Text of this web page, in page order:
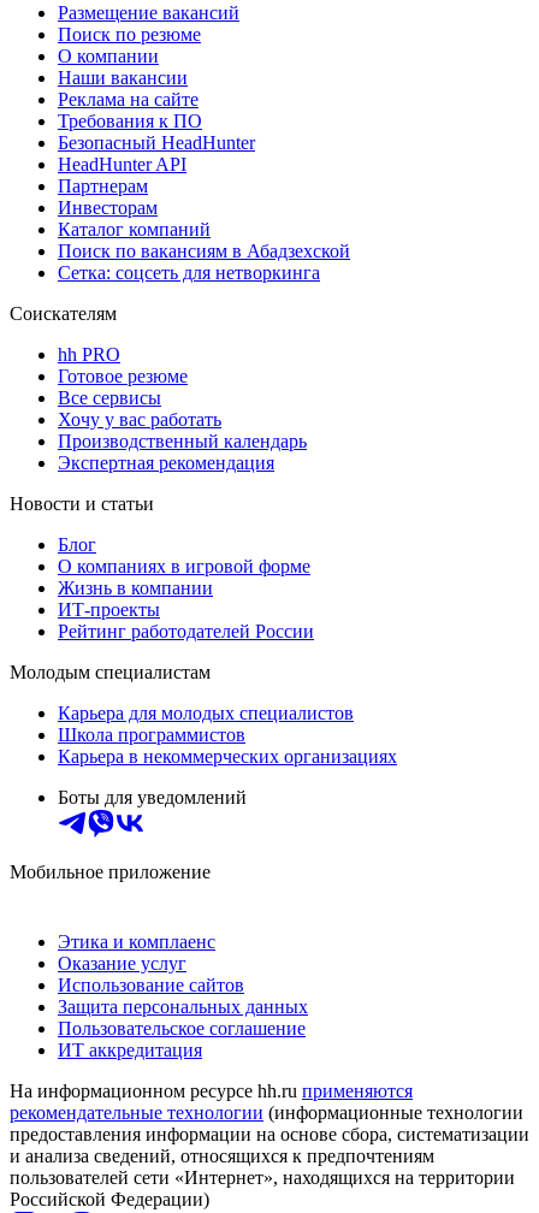
Размещение вакансий
Поиск по резюме
О компании
Наши вакансии
Реклама на сайте
Требования к ПО
Безопасный HeadHunter
HeadHunter API
Партнерам
Инвесторам
Каталог компаний
Поиск по вакансиям в Абадзехской
Сетка: соцсеть для нетворкинга
Соискателям
hh PRO
Готовое резюме
Все сервисы
Хочу у вас работать
Производственный календарь
Экспертная рекомендация
Новости и статьи
Блог
О компаниях в игровой форме
Жизнь в компании
ИТ-проекты
Рейтинг работодателей России
Молодым специалистам
Карьера для молодых специалистов
Школа программистов
Карьера в некоммерческих организациях
Боты для уведомлений
Мобильное приложение
Этика и комплаенс
Оказание услуг
Использование сайтов
Защита персональных данных
Пользовательское соглашение
ИТ аккредитация
На информационном ресурсе hh.ru применяются
рекомендательные технологии (информационные технологии
предоставления информации на основе сбора, систематизации
и анализа сведений, относящихся к предпочтениям
пользователей сети «Интернет», находящихся на территории
Российской Федерации)